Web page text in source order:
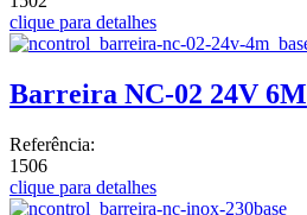
clique para detalhes
Barreira NC-02 24V 6M
Referência:
1506
clique para detalhes